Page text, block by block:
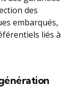
des
embarqués,
liés à